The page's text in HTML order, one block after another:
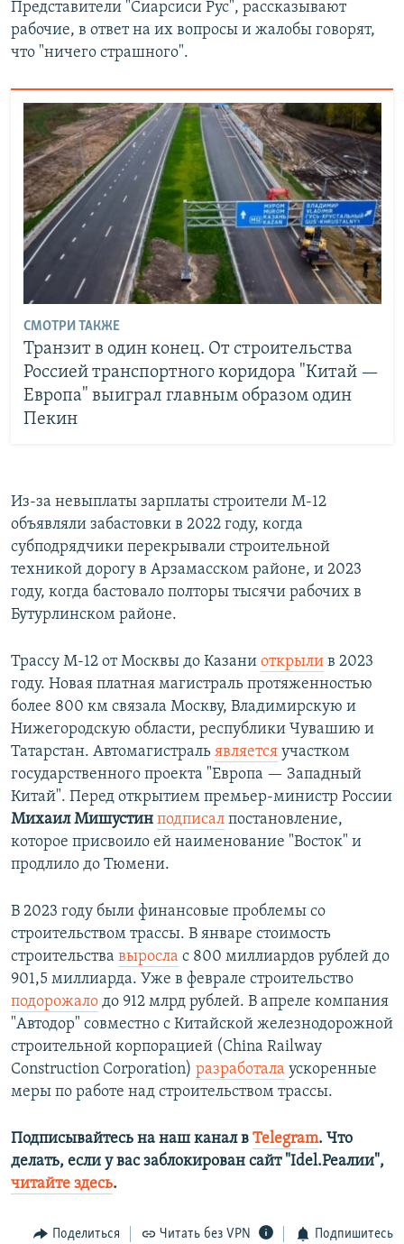
Представители "Сиарсиси Рус", рассказывают
рабочие, в ответ на их вопросы и жалобы говорят,
что "ничего страшного".
СМОТРИ ТАКЖЕ
Транзит в один конец. От строительства
Россией транспортного коридора "Китай —
Европа" выиграл главным образом один
Пекин
Из-за невыплаты зарплаты строители М-12
объявляли забастовки в 2022 году, когда
субподрядчики перекрывали строительной
техникой дорогу в Арзамасском районе, и 2023
году, когда бастовало полторы тысячи рабочих в
Бутурлинском районе.
Трассу М-12 от Москвы до Казани открыли в 2023
году. Новая платная магистраль протяженностью
более 800 км связала Москву, Владимирскую и
Нижегородскую области, республики Чувашию и
Татарстан. Автомагистраль является участком
государственного проекта "Европа — Западный
Китай". Перед открытием премьер-министр России
Михаил Мишустин подписал постановление,
которое присвоило ей наименование "Восток" и
продлило до Тюмени.
В 2023 году были финансовые проблемы со
строительством трассы. В январе стоимость
строительства выросла с 800 миллиардов рублей до
901,5 миллиарда. Уже в феврале строительство
подорожало до 912 млрд рублей. В апреле компания
"Автодор" совместно с Китайской железнодорожной
строительной корпорацией (China Railway
Construction Corporation) разработала ускоренные
меры по работе над строительством трассы.
Подписывайтесь на наш канал в Telegram. Что
делать, если у вас заблокирован сайт "Idel.Реалии",
читайте здесь.
Поделиться Читать без VPN Подпишитесь